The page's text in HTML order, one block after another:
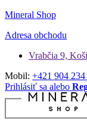
Mineral Shop
Adresa obchodu
Vrabčia 9,
Mobil: +421 904 234
Prihlásiť sa alebo